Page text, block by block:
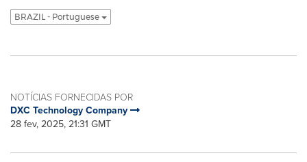
BRAZIL - Portuguese
NOTÍCIAS FORNECIDAS POR
DXC Technology Company
28 fev, 2025, 21:31 GMT